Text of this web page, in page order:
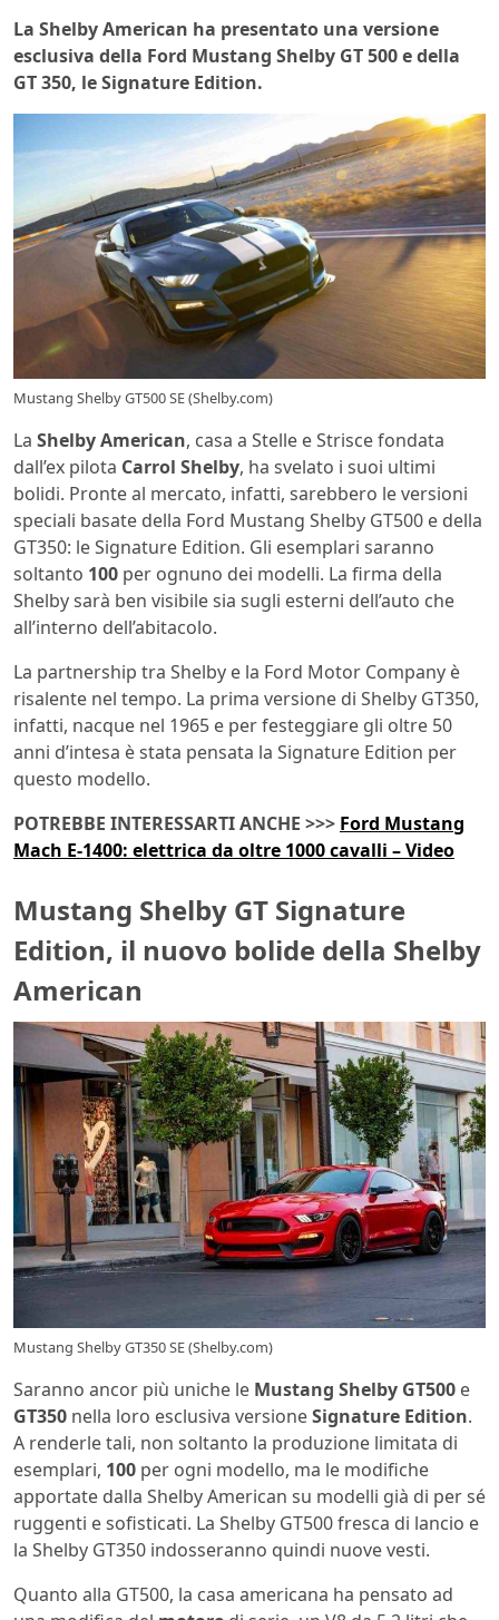
La Shelby American ha presentato una versione
esclusiva della Ford Mustang Shelby GT 500 e della
GT 350, le Signature Edition.
Mustang Shelby GT500 SE (Shelby.com)
La Shelby American, casa a Stelle e Strisce fondata
dall’ex pilota Carrol Shelby, ha svelato i suoi ultimi
bolidi. Pronte al mercato, infatti, sarebbero le versioni
speciali basate della Ford Mustang Shelby GT500 e della
GT350: le Signature Edition. Gli esemplari saranno
soltanto 100 per ognuno dei modelli. La firma della
Shelby sarà ben visibile sia sugli esterni dell’auto che
all’interno dell’abitacolo.
La partnership tra Shelby e la Ford Motor Company è
risalente nel tempo. La prima versione di Shelby GT350,
infatti, nacque nel 1965 e per festeggiare gli oltre 50
anni d’intesa è stata pensata la Signature Edition per
questo modello.
POTREBBE INTERESSARTI ANCHE >>> Ford Mustang
Mach E-1400: elettrica da oltre 1000 cavalli – Video
Mustang Shelby GT Signature
Edition, il nuovo bolide della Shelby
American
Mustang Shelby GT350 SE (Shelby.com)
Saranno ancor più uniche le Mustang Shelby GT500 e
GT350 nella loro esclusiva versioneSignature Edition.
A renderle tali, non soltanto la produzione limitata di
esemplari, 100 per ogni modello, ma le modifiche
apportate dalla Shelby American su modelli già di per sé
ruggenti e sofisticati. La Shelby GT500 fresca di lancio e
la Shelby GT350 indosseranno quindi nuove vesti.
Quanto alla GT500, la casa americana ha pensato ad